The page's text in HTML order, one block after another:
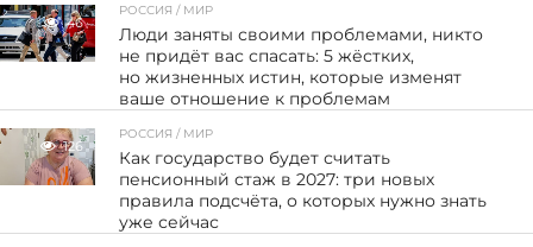
46
РОССИЯ / МИР
Люди заняты своими проблемами, никто
не придёт вас спасать: 5 жёстких,
но жизненных истин, которые изменят
ваше отношение к проблемам
126
РОССИЯ / МИР
Как государство будет считать
пенсионный стаж в 2027: три новых
правила подсчёта, о которых нужно знать
уже сейчас